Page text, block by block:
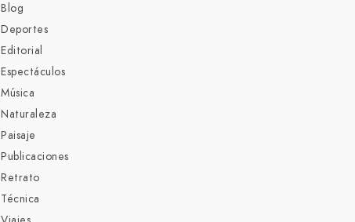
Blog
Deportes
Editorial
Espectáculos
Música
Naturaleza
Paisaje
Publicaciones
Retrato
Técnica